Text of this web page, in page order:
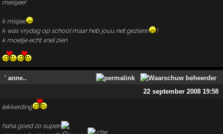
meisjee!
k misjee
k was vrydag op school maar heb jouu net gezienn
!
k moetje echt snel zien
' anne..
22 september 2008 19:58
lekkerding
haha goed zo superr